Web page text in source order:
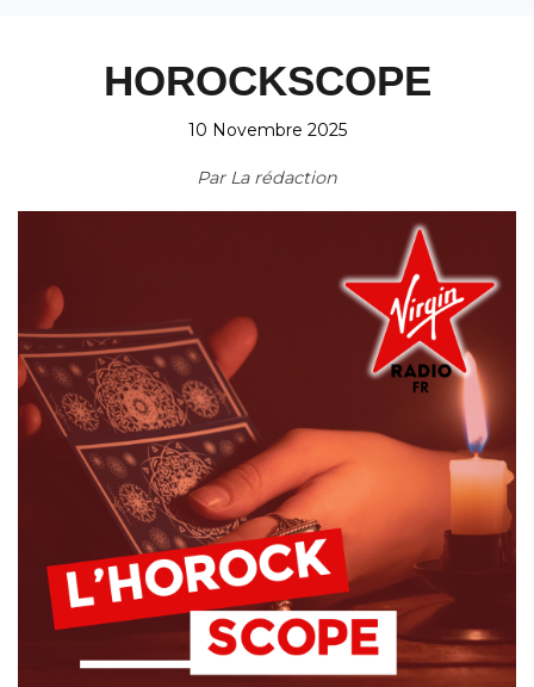
HOROCKSCOPE
10 Novembre 2025
Par La rédaction